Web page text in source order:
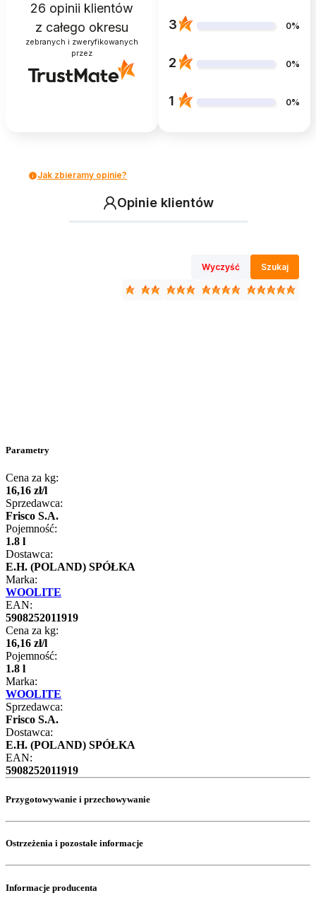
26 opinii klientów
z całego okresu
zebranych i zweryfikowanych
przez
3 0%
2 0%
1 0%
Jak zbieramy opinie?
Opinie klientów
Wyczyść Szukaj
Parametry
Cena za kg:
16,16 zł/l
Sprzedawca:
Frisco S.A.
Pojemność:
1.8 l
Dostawca:
E.H. (POLAND) SPÓŁKA
Marka:
WOOLITE
EAN:
5908252011919
Cena za kg:
16,16 zł/l
Pojemność:
1.8 l
Marka:
WOOLITE
Sprzedawca:
Frisco S.A.
Dostawca:
E.H. (POLAND) SPÓŁKA
EAN:
5908252011919
Przygotowywanie i przechowywanie
Ostrzeżenia i pozostałe informacje
Informacje producenta